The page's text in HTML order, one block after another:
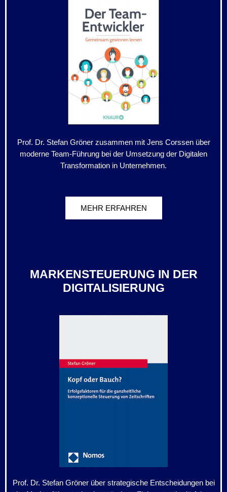
Prof. Dr. Stefan Gröner zusammen mit Jens Corssen über
moderne Team-Führung bei der Umsetzung der Digitalen
Transformation in Unternehmen.
MEHR ERFAHREN
MARKENSTEUERUNG IN DER
DIGITALISIERUNG
Prof. Dr. Stefan Gröner über strategische Entscheidungen bei